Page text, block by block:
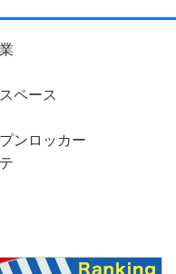
ペース
ンロッカー